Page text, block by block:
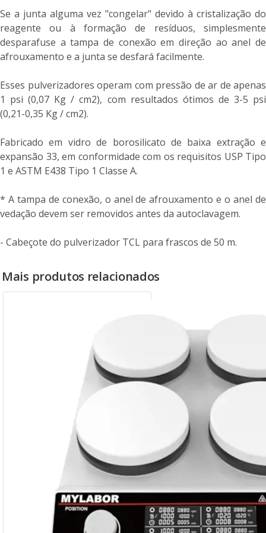
Se a junta alguma vez "congelar" devido à cristalização do
reagente ou à formação de resíduos, simplesmente
desparafuse a tampa de conexão em direção ao anel de
afrouxamento e a junta se desfará facilmente.
Esses pulverizadores operam com pressão de ar de apenas
1 psi (0,07 Kg / cm2), com resultados ótimos de 3-5 psi
(0,21-0,35 Kg / cm2).
Fabricado em vidro de borosilicato de baixa extração e
expansão 33, em conformidade com os requisitos USP Tipo
1 e ASTM E438 Tipo 1 Classe A.
* A tampa de conexão, o anel de afrouxamento e o anel de
vedação devem ser removidos antes da autoclavagem.
- Cabeçote do pulverizador TCL para frascos de 50 m.
Mais produtos relacionados